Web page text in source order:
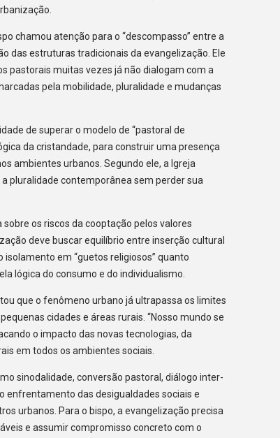
chamou atenção para o “descompasso” entre a
das estruturas tradicionais da evangelização. Ele
pastorais muitas vezes já não dialogam com a
pela mobilidade, pluralidade e mudanças
de superar o modelo de “pastoral de
da cristandade, para construir uma presença
ambientes urbanos. Segundo ele, a Igreja
pluralidade contemporânea sem perder sua
os riscos da cooptação pelos valores
deve buscar equilíbrio entre inserção cultural
em “guetos religiosos” quanto
lógica do consumo e do individualismo.
que o fenômeno urbano já ultrapassa os limites
cidades e áreas rurais. “Nosso mundo se
o impacto das novas tecnologias, da
em todos os ambientes sociais.
sinodalidade, conversão pastoral, diálogo inter-
enfrentamento das desigualdades sociais e
urbanos. Para o bispo, a evangelização precisa
e assumir compromisso concreto com o